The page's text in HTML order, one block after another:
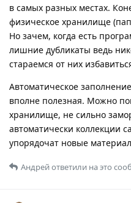
в самых разных местах.
физическое хранилище
Но зачем, когда есть
лишние дубликаты ведь
стараемся от них
Автоматическое
вполне полезная. Можно
хранилище, не сильно
автоматически коллекции
упорядочат новые
Андрейответили на это